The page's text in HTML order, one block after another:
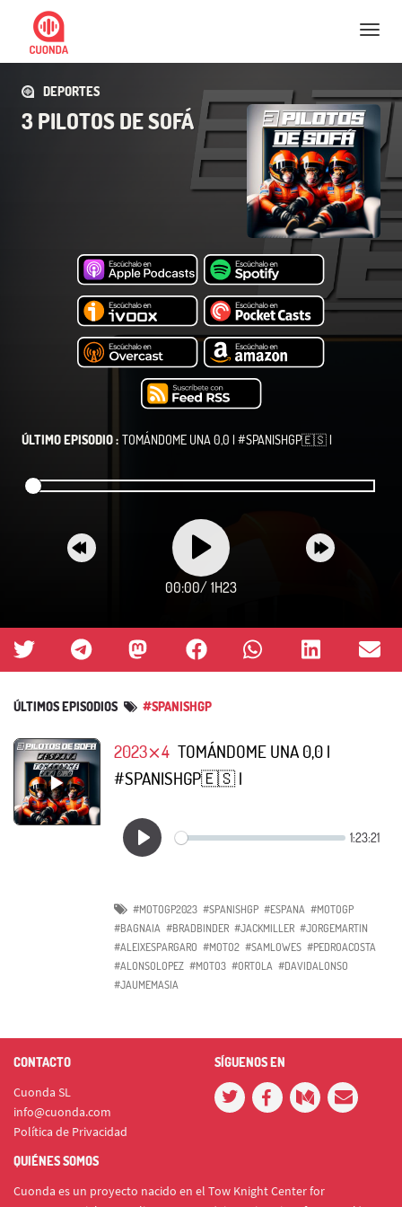
Nav
DEPORTES
3 PILOTOS DE SOFÁ
ÚLTIMO EPISODIO : TOMÁNDOME UNA 0,0 | #SPANISHGP🇪🇸 |
00:00/ 1H23
ÚLTIMOS EPISODIOS #SPANISHGP
2023⨯4 TOMÁNDOME UNA 0,0 |
#SPANISHGP🇪🇸 |
#MOTOGP2023 #SPANISHGP #ESPANA #MOTOGP
#BAGNAIA #BRADBINDER #JACKMILLER #JORGEMARTIN
#ALEIXESPARGARO #MOTO2 #SAMLOWES #PEDROACOSTA
#ALONSOLOPEZ #MOTO3 #ORTOLA #DAVIDALONSO
#JAUMEMASIA
CONTACTO
Cuonda SL
info@cuonda.com
Política de Privacidad
SÍGUENOS EN
QUIÉNES SOMOS
Cuonda es un proyecto nacido en el Tow Knight Center for